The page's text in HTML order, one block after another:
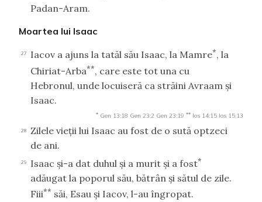
Padan-Aram.
Moartea lui Isaac
27 Iacov a ajuns la tatăl său Isaac, la Mamre*, la
Chiriat-Arba**, care este tot una cu
Hebronul, unde locuiseră ca străini Avraam şi
Isaac.
* Gen 13:18 Gen 23:2 Gen 23:19 ** Ios 14:15 Ios 15:13
28
Zilele vieţii lui Isaac au fost de o sută optzeci
de ani.
29 Isaac şi-a dat duhul şi a murit şi a fost*
adăugat la poporul său, bătrân şi sătul de zile.
Fiii** săi, Esau şi Iacov, l-au îngropat.